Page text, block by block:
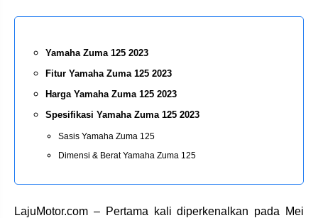
Yamaha Zuma 125 2023
Fitur Yamaha Zuma 125 2023
Harga Yamaha Zuma 125 2023
Spesifikasi Yamaha Zuma 125 2023
Sasis Yamaha Zuma 125
Dimensi & Berat Yamaha Zuma 125
LajuMotor.com – Pertama kali diperkenalkan pada Mei